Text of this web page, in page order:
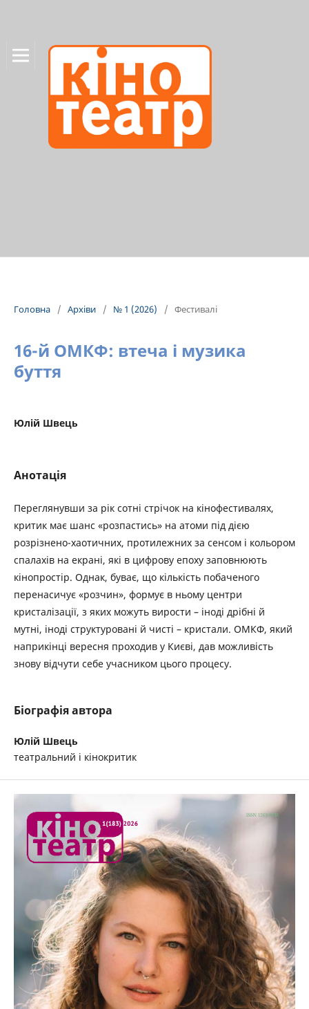
Головна / Архіви / № 1 (2026) / Фестивалі
16-й ОМКФ: втеча і музика
буття
Юлій Швець
Анотація
Переглянувши за рік сотні стрічок на кінофестивалях,
критик має шанс «розпастись» на атоми під дією
розрізнено-хаотичних, протилежних за сенсом і кольором
спалахів на екрані, які в цифрову епоху заповнюють
кінопростір. Однак, буває, що кількість побаченого
перенасичує «розчин», формує в ньому центри
кристалізації, з яких можуть вирости – іноді дрібні й
мутні, іноді структуровані й чисті – кристали. ОМКФ, який
наприкінці вересня проходив у Києві, дав можливість
знову відчути себе учасником цього процесу.
Біографія автора
Юлій Швець
театральний і кінокритик